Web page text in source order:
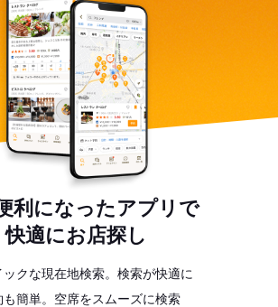
利になったアプリで
快適にお店探し
ックな現在地検索。検索が快適に
も簡単。空席をスムーズに検索